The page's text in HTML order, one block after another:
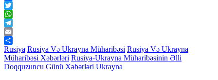
Facebook
Twitter
WhatsApp
Telegram
Email
Share
Rusiya Rusiya Və Ukrayna Müharibəsi Rusiya Və Ukrayna
Müharibəsi Xəbərləri Rusiya-Ukrayna Müharibəsinin Əlli
Doqquzuncu Günü Xəbərləri Ukrayna